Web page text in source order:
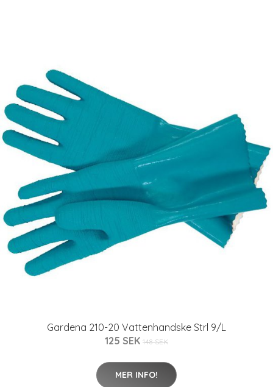
Gardena 210-20 Vattenhandske Strl 9/L
125 SEK 148 SEK
MER INFO!